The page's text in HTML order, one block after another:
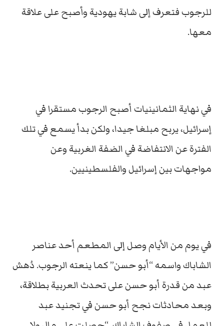
للرجوب فتعرف إلى شابة يهودية وأصبح على علاقة
معها.
في نهاية الثمانينيات أصبح الرجوب مستقرا في
إسرائيل، يربح مبلغا جيدا، ولكن بدأ يسمع في تلك
الفترة عن الانتفاضة في الضفة الغربية وعن
مواجهات بين إسرائيل والفلسطينيين.
في يوم من الأيام وصل إلى المطعم أحد عناصر
الشاباك واسمه “أبو حسن” كما ينعته الرجوب. دُهش
عبد من قدرة أبو حسن على تحدث العربية بطلاقة،
وبعد محادثات نجح أبو حسن في تجنيد عبد